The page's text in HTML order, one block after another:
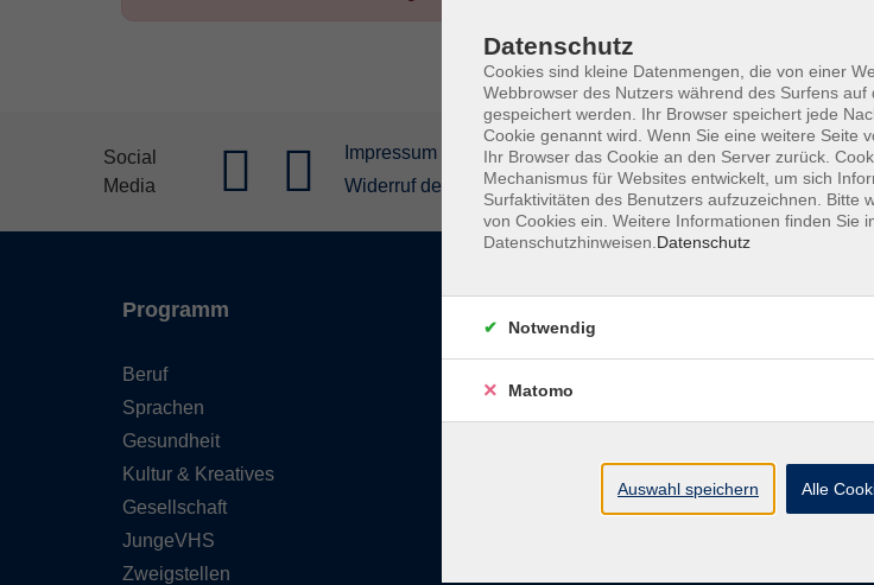
Social
Media
Impressum Allgemeine Geschäftsbedingungen AGB
Widerruf der Buchung
Programm
Beruf
Sprachen
Gesundheit
Kultur & Kreatives
Gesellschaft
JungeVHS
Zweigstellen
Widerruf einer Buchung
Datenschutz
Cookies sind kleine Datenmengen, die von einer
Webbrowser des Nutzers während des Surfens
gespeichert werden. Ihr Browser speichert jede
Cookie genannt wird. Wenn Sie eine weitere Seite
Ihr Browser das Cookie an den Server zurück.
Mechanismus für Websites entwickelt, um sich
Surfaktivitäten des Benutzers aufzuzeichnen. Bitte
von Cookies ein. Weitere Informationen finden Sie
Datenschutzhinweisen. Datenschutz
Notwendig
Matomo
Auswahl speichern Alle